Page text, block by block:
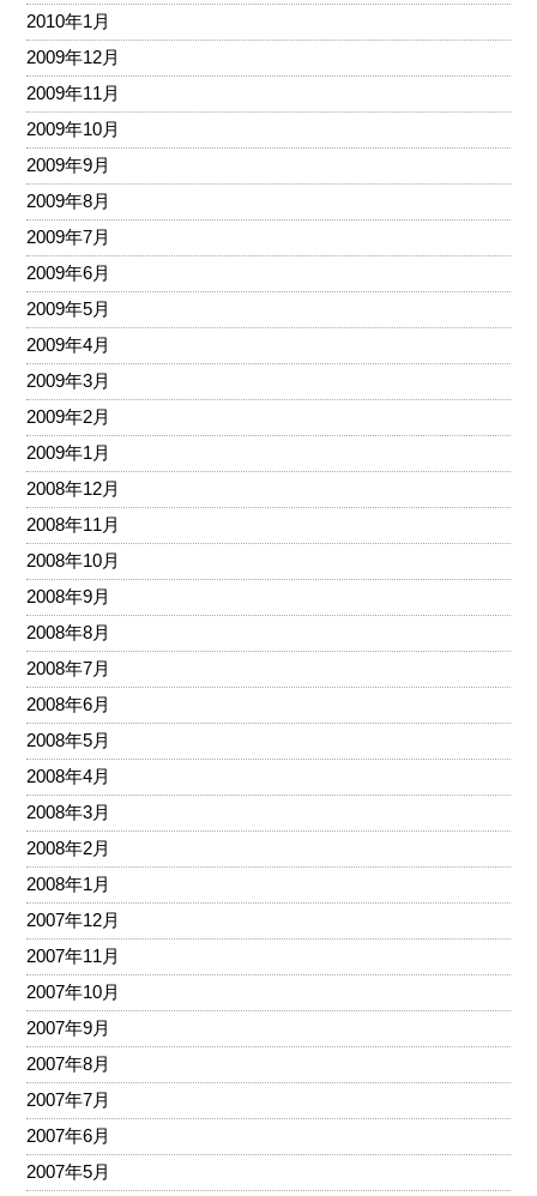
2010年1月
2009年12月
2009年11月
2009年10月
2009年9月
2009年8月
2009年7月
2009年6月
2009年5月
2009年4月
2009年3月
2009年2月
2009年1月
2008年12月
2008年11月
2008年10月
2008年9月
2008年8月
2008年7月
2008年6月
2008年5月
2008年4月
2008年3月
2008年2月
2008年1月
2007年12月
2007年11月
2007年10月
2007年9月
2007年8月
2007年7月
2007年6月
2007年5月